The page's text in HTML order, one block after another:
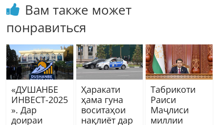
Вам также может
понравиться
«ДУШАНБЕ
ИНВЕСТ-2025
». Дар
доираи
Ҳаракати
ҳама гуна
воситаҳои
нақлиёт дар
Табрикоти
Раиси
Маҷлиси
миллии